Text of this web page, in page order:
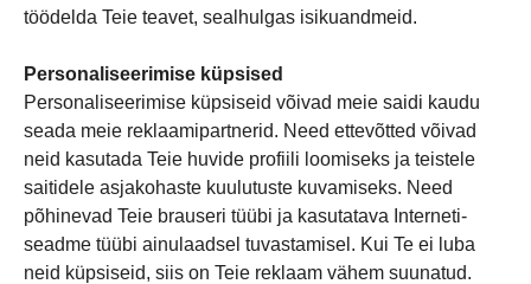
töödelda Teie teavet, sealhulgas isikuandmeid.
Personaliseerimise küpsised
Personaliseerimise küpsiseid võivad meie saidi kaudu
seada meie reklaamipartnerid. Need ettevõtted võivad
neid kasutada Teie huvide profiili loomiseks ja teistele
saitidele asjakohaste kuulutuste kuvamiseks. Need
põhinevad Teie brauseri tüübi ja kasutatava Interneti-
seadme tüübi ainulaadsel tuvastamisel. Kui Te ei luba
neid küpsiseid, siis on Teie reklaam vähem suunatud.